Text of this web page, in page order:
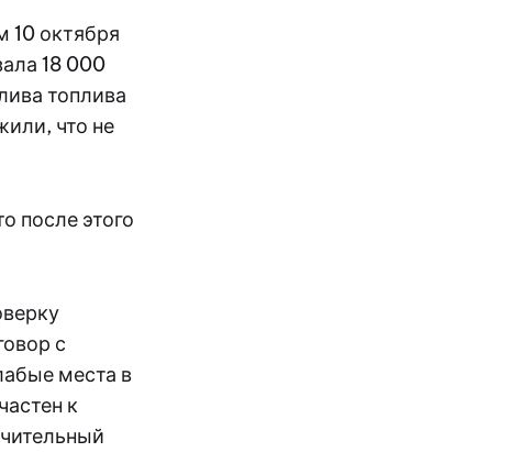
10 октября
18 000
топлива
что не
после этого
с
места в
к